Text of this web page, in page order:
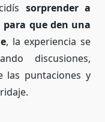
sorprender a
que den una
, la experiencia se
discusiones,
las puntaciones y